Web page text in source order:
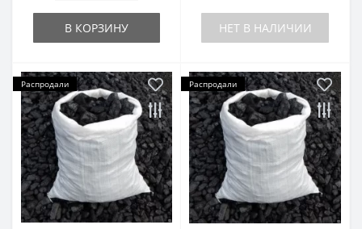
В КОРЗИНУ НЕТ В НАЛИЧИИ
Распродали Распродали